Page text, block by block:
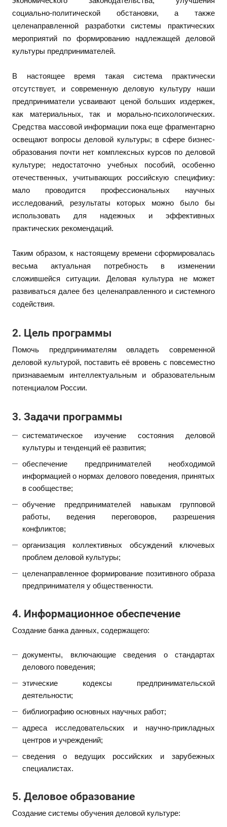
социально-политической обстановки, а также
целенаправленной разработки системы практических
мероприятий по формированию надлежащей деловой
культуры предпринимателей.
В настоящее время такая система практически
отсутствует, и современную деловую культуру наши
предприниматели усваивают ценой больших издержек,
как материальных, так и морально-психологических.
Средства массовой информации пока еще фрагментарно
освещают вопросы деловой культуры; в сфере бизнес-
образования почти нет комплексных курсов по деловой
культуре; недостаточно учебных пособий, особенно
отечественных, учитывающих российскую специфику:
мало проводится профессиональных научных
исследований, результаты которых можно было бы
использовать для надежных и эффективных
практических рекомендаций.
Таким образом, к настоящему времени сформировалась
весьма актуальная потребность в изменении
сложившейся ситуации. Деловая культура не может
развиваться далее без целенаправленного и системного
содействия.
2. Цель программы
Помочь предпринимателям овладеть современной
деловой культурой, поставить её вровень с повсеместно
признаваемым интеллектуальным и образовательным
потенциалом России.
3. Задачи программы
систематическое изучение состояния деловой
культуры и тенденций её развития;
обеспечение предпринимателей необходимой
информацией о нормах делового поведения, принятых
в сообществе;
обучение предпринимателей навыкам групповой
работы, ведения переговоров, разрешения
конфликтов;
организация коллективных обсуждений ключевых
проблем деловой культуры;
целенаправленное формирование позитивного образа
предпринимателя у общественности.
4. Информационное обеспечение
Создание банка данных, содержащего:
документы, включающие сведения о стандартах
делового поведения;
этические кодексы предпринимательской
деятельности;
библиографию основных научных работ;
адреса исследовательских и научно-прикладных
центров и учреждений;
сведения о ведущих российских и зарубежных
специалистах.
5. Деловое образование
Создание системы обучения деловой культуре: